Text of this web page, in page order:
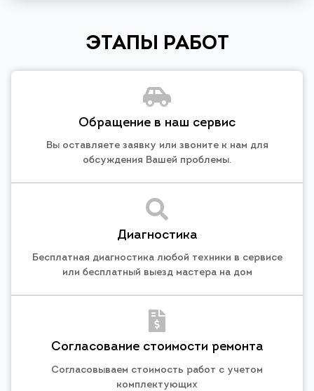
ЭТАПЫ РАБОТ
Обращение в наш сервис
Вы оставляете заявку или звоните к нам для
обсуждения Вашей проблемы.
Диагностика
Бесплатная диагностика любой техники в сервисе
или бесплатный выезд мастера на дом
Согласование стоимости ремонта
Согласовываем стоимость работ с учетом
комплектующих